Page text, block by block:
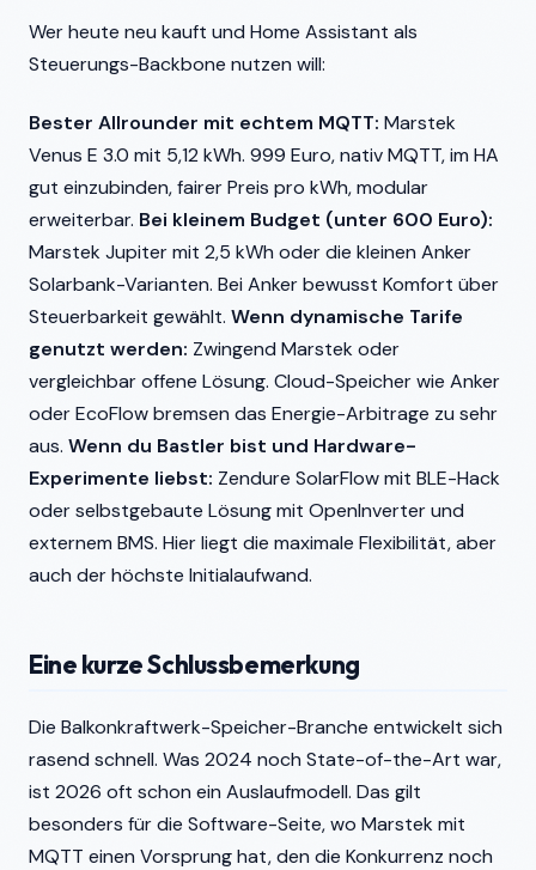
Wer heute neu kauft und Home Assistant als
Steuerungs-Backbone nutzen will:
Bester Allrounder mit echtem MQTT: Marstek
Venus E 3.0 mit 5,12 kWh. 999 Euro, nativ MQTT, im HA
gut einzubinden, fairer Preis pro kWh, modular
erweiterbar. Bei kleinem Budget (unter 600 Euro):
Marstek Jupiter mit 2,5 kWh oder die kleinen Anker
Solarbank-Varianten. Bei Anker bewusst Komfort über
Steuerbarkeit gewählt. Wenn dynamische Tarife
genutzt werden: Zwingend Marstek oder
vergleichbar offene Lösung. Cloud-Speicher wie Anker
oder EcoFlow bremsen das Energie-Arbitrage zu sehr
aus. Wenn du Bastler bist und Hardware-
Experimente liebst: Zendure SolarFlow mit BLE-Hack
oder selbstgebaute Lösung mit OpenInverter und
externem BMS. Hier liegt die maximale Flexibilität, aber
auch der höchste Initialaufwand.
Eine kurze Schlussbemerkung
Die Balkonkraftwerk-Speicher-Branche entwickelt sich
rasend schnell. Was 2024 noch State-of-the-Art war,
ist 2026 oft schon ein Auslaufmodell. Das gilt
besonders für die Software-Seite, wo Marstek mit
MQTT einen Vorsprung hat, den die Konkurrenz noch